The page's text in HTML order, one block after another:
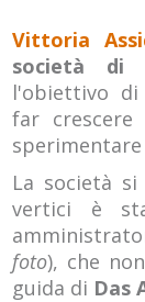
Vittoria
società di
l'obiettivo di
far crescere
La società si
vertici è
foto), che
guida di Das